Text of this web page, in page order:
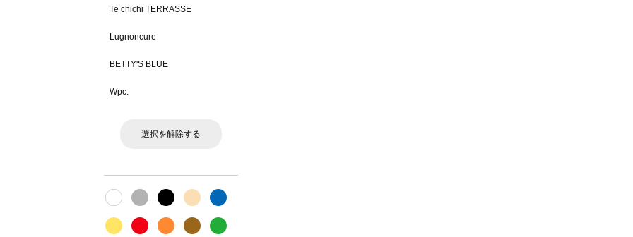
Te chichi TERRASSE
Lugnoncure
BETTY'S BLUE
Wpc.
選択を解除する